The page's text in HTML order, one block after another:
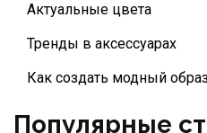
Актуальные цвета
Тренды в аксессуарах
Как создать модный образ
Популярные